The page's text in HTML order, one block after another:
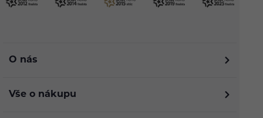
O nás
Vše o nákupu